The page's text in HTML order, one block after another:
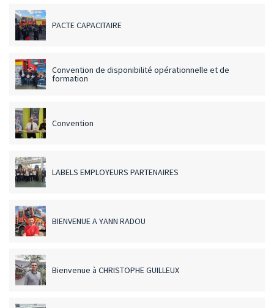
PACTE CAPACITAIRE
Convention de disponibilité opérationnelle et de
formation
Convention
LABELS EMPLOYEURS PARTENAIRES
BIENVENUE A YANN RADOU
Bienvenue à CHRISTOPHE GUILLEUX